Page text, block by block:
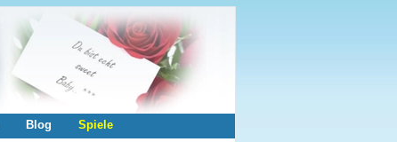
Blog Spiele